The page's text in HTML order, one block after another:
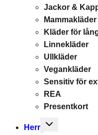
Jackor &
Mammakläder
Kläder för
Linnekläder
Ullkläder
Vegankläder
Sensitiv för
REA
Presentkort
Herr
Toggle